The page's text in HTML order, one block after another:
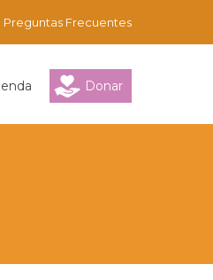
Preguntas Frecuentes
Donar